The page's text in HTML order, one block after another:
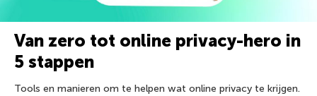
Van zero tot online privacy-hero in
5 stappen
Tools en manieren om te helpen wat online privacy te krijgen.